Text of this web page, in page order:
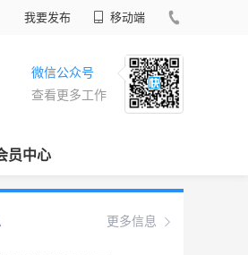
我要发布 移动端
微信公众号
查看更多工作
员中心
更多信息